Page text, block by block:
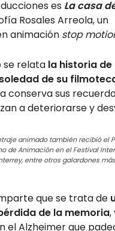
es La casa
Rosales Arreola, un
animación stop
se relata la historia de
de su
conserva sus
a deteriorarse y
animado también recibió el
de Animación en el Festival
entre otros galardones
que se trata de
de la memoria,
el Alzheimer que